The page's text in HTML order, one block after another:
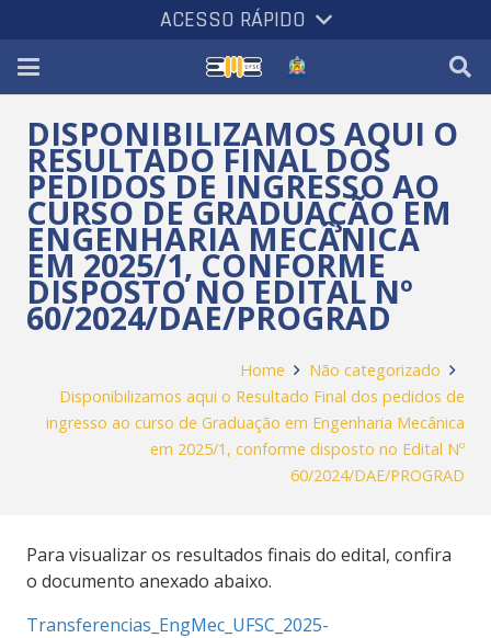
ACESSO RÁPIDO
DISPONIBILIZAMOS AQUI O
RESULTADO FINAL DOS
PEDIDOS DE INGRESSO AO
CURSO DE GRADUAÇÃO EM
ENGENHARIA MECÂNICA
EM 2025/1, CONFORME
DISPOSTO NO EDITAL Nº
60/2024/DAE/PROGRAD
Home
Não categorizado
Disponibilizamos aqui o Resultado Final dos pedidos de
ingresso ao curso de Graduação em Engenharia Mecânica
em 2025/1, conforme disposto no Edital Nº
60/2024/DAE/PROGRAD
Para visualizar os resultados finais do edital, confira
o documento anexado abaixo.
Transferencias_EngMec_UFSC_2025-